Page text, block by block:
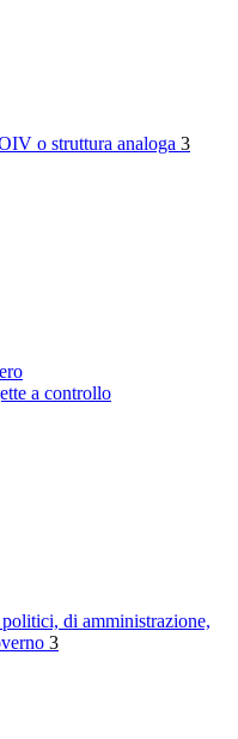
o struttura analoga 3
a controllo
di amministrazione,
3